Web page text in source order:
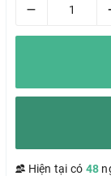
–
Hiện tại có 48